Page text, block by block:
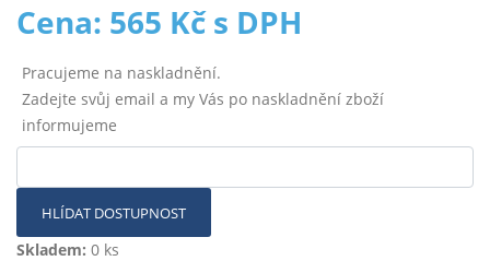
Cena: 565 Kč s DPH
Pracujeme na naskladnění.
Zadejte svůj email a my Vás po naskladnění zboží
informujeme
HLÍDAT DOSTUPNOST
Skladem: 0 ks